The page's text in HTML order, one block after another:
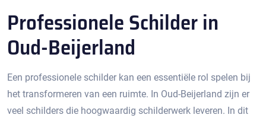
Professionele Schilder in
Oud-Beijerland
Een professionele schilder kan een essentiële rol spelen bij
het transformeren van een ruimte.​ In Oud-Beijerland zijn er
veel schilders die hoogwaardig schilderwerk leveren.​ In dit